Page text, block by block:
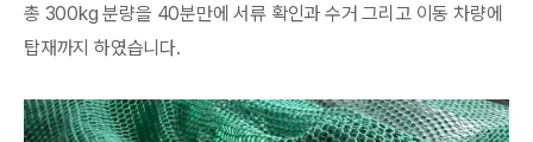
총 300kg 분량을 40분만에 서류 확인과 수거 그리고 이동 차량에
탑재까지 하였습니다.